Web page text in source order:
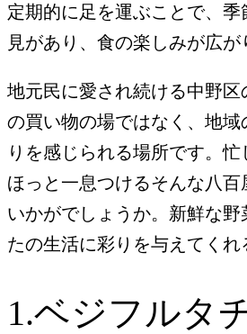
定期的に足を運ぶことで、
見があり、食の楽しみが広が
地元民に愛され続ける中野
の買い物の場ではなく、地
りを感じられる場所です。忙
ほっと一息つけるそんな八百
いかがでしょうか。新鮮な
たの生活に彩りを与えてくれ
1.ベジフルタ